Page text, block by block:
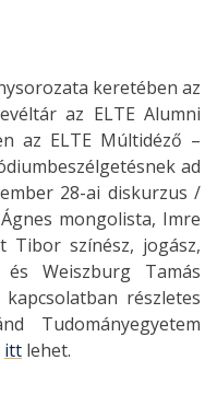
keretében az
az ELTE Alumni
az ELTE Múltidéző –
ad
28-ai diskurzus /
mongolista, Imre
Tibor színész, jogász,
Weiszburg Tamás
részletes
Tudományegyetem
itt lehet.